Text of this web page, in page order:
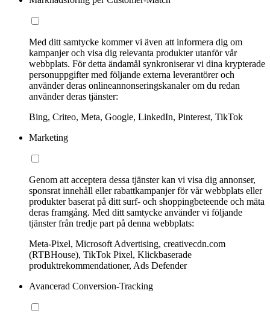
Med ditt samtycke kommer vi även att informera dig om
kampanjer och visa dig relevanta produkter utanför vår
webbplats. För detta ändamål synkroniserar vi dina krypterade
personuppgifter med följande externa leverantörer och
använder deras onlineannonseringskanaler om du redan
använder deras tjänster:
Bing, Criteo, Meta, Google, LinkedIn, Pinterest, TikTok
Marketing
Genom att acceptera dessa tjänster kan vi visa dig annonser,
sponsrat innehåll eller rabattkampanjer för vår webbplats eller
produkter baserat på ditt surf- och shoppingbeteende och mäta
deras framgång. Med ditt samtycke använder vi följande
tjänster från tredje part på denna webbplats:
Meta-Pixel, Microsoft Advertising, creativecdn.com
(RTBHouse), TikTok Pixel, Klickbaserade
produktrekommendationer, Ads Defender
Avancerad Conversion-Tracking